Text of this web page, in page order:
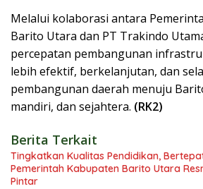
Melalui kolaborasi antara
Barito Utara dan PT Trakindo
percepatan pembangunan
lebih efektif, berkelanjutan, dan
pembangunan daerah menuju
mandiri, dan sejahtera. (RK2)
Berita Terkait
Tingkatkan Kualitas Pendidikan,
Pemerintah Kabupaten Barito Utara
Pintar